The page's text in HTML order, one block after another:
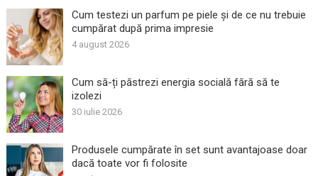
Cum testezi un parfum pe piele și de ce nu trebuie
cumpărat după prima impresie
4 august 2026
Cum să-ți păstrezi energia socială fără să te
izolezi
30 iulie 2026
Produsele cumpărate în set sunt avantajoase doar
dacă toate vor fi folosite